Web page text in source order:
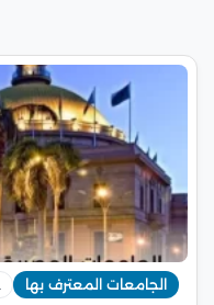
الجامعات المعترف بها